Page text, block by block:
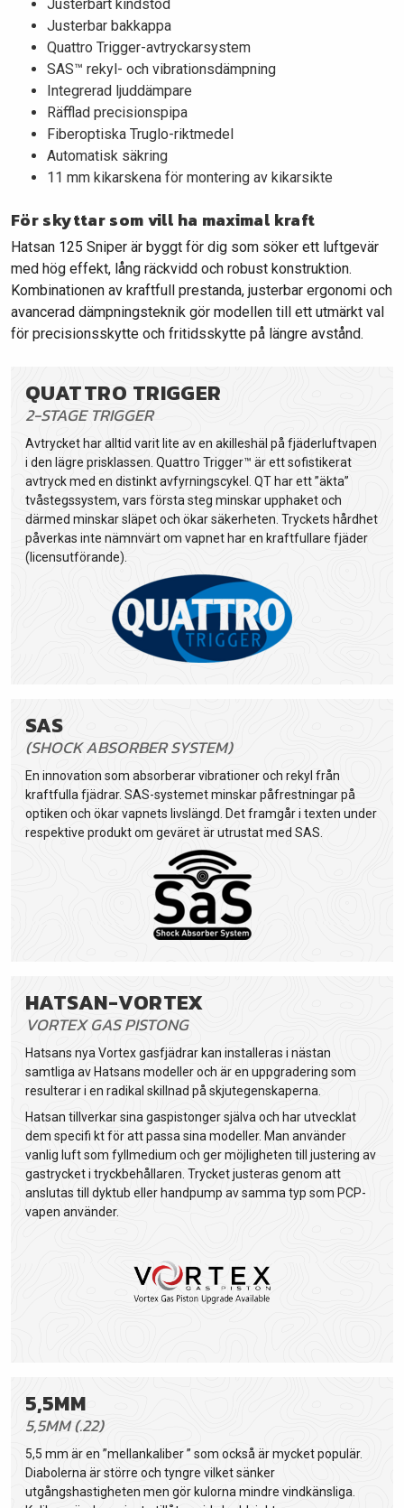
Justerbart kindstöd
Justerbar bakkappa
Quattro Trigger-avtryckarsystem
SAS™ rekyl- och vibrationsdämpning
Integrerad ljuddämpare
Räfflad precisionspipa
Fiberoptiska Truglo-riktmedel
Automatisk säkring
11 mm kikarskena för montering av kikarsikte
För skyttar som vill ha maximal kraft
Hatsan 125 Sniper är byggt för dig som söker ett luftgevär
med hög effekt, lång räckvidd och robust konstruktion.
Kombinationen av kraftfull prestanda, justerbar ergonomi och
avancerad dämpningsteknik gör modellen till ett utmärkt val
för precisionsskytte och fritidsskytte på längre avstånd.
QUATTRO TRIGGER
2-STAGE TRIGGER
Avtrycket har alltid varit lite av en akilleshäl på fjäderluftvapen
i den lägre prisklassen. Quattro Trigger™ är ett sofistikerat
avtryck med en distinkt avfyrningscykel. QT har ett ”äkta”
tvåstegssystem, vars första steg minskar upphaket och
därmed minskar släpet och ökar säkerheten. Tryckets hårdhet
påverkas inte nämnvärt om vapnet har en kraftfullare fjäder
(licensutförande).
SAS
(SHOCK ABSORBER SYSTEM)
En innovation som absorberar vibrationer och rekyl från
kraftfulla fjädrar. SAS-systemet minskar påfrestningar på
optiken och ökar vapnets livslängd. Det framgår i texten under
respektive produkt om geväret är utrustat med SAS.
HATSAN-VORTEX
VORTEX GAS PISTONG
Hatsans nya Vortex gasfjädrar kan installeras i nästan
samtliga av Hatsans modeller och är en uppgradering som
resulterar i en radikal skillnad på skjutegenskaperna.
Hatsan tillverkar sina gaspistonger själva och har utvecklat
dem specifi kt för att passa sina modeller. Man använder
vanlig luft som fyllmedium och ger möjligheten till justering av
gastrycket i tryckbehållaren. Trycket justeras genom att
anslutas till dyktub eller handpump av samma typ som PCP-
vapen använder.
5,5MM
5,5MM (.22)
5,5 mm är en ”mellankaliber ” som också är mycket populär.
Diabolerna är större och tyngre vilket sänker
utgångshastigheten men gör kulorna mindre vindkänsliga.